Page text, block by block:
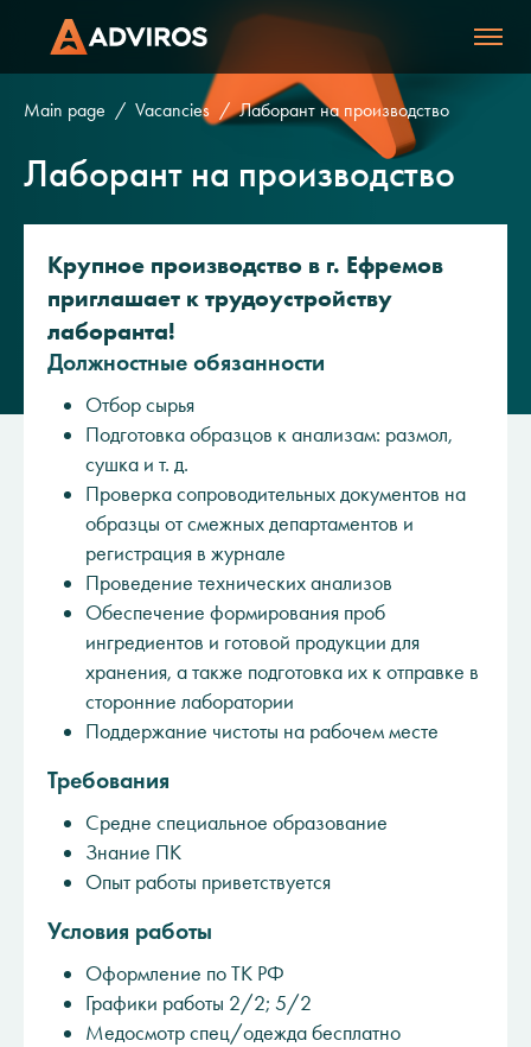
Main page Vacancies Лаборант на производство
Лаборант на производство
Крупное производство в г. Ефремов
приглашает к трудоустройству
лаборанта!
Должностные обязанности
Отбор сырья
Подготовка образцов к анализам: размол,
сушка и т. д.
Проверка сопроводительных документов на
образцы от смежных департаментов и
регистрация в журнале
Проведение технических анализов
Обеспечение формирования проб
ингредиентов и готовой продукции для
хранения, а также подготовка их к отправке в
сторонние лаборатории
Поддержание чистоты на рабочем месте
Требования
Средне специальное образование
Знание ПК
Опыт работы приветствуется
Условия работы
Оформление по ТК РФ
Графики работы 2/2; 5/2
Медосмотр спец/одежда бесплатно